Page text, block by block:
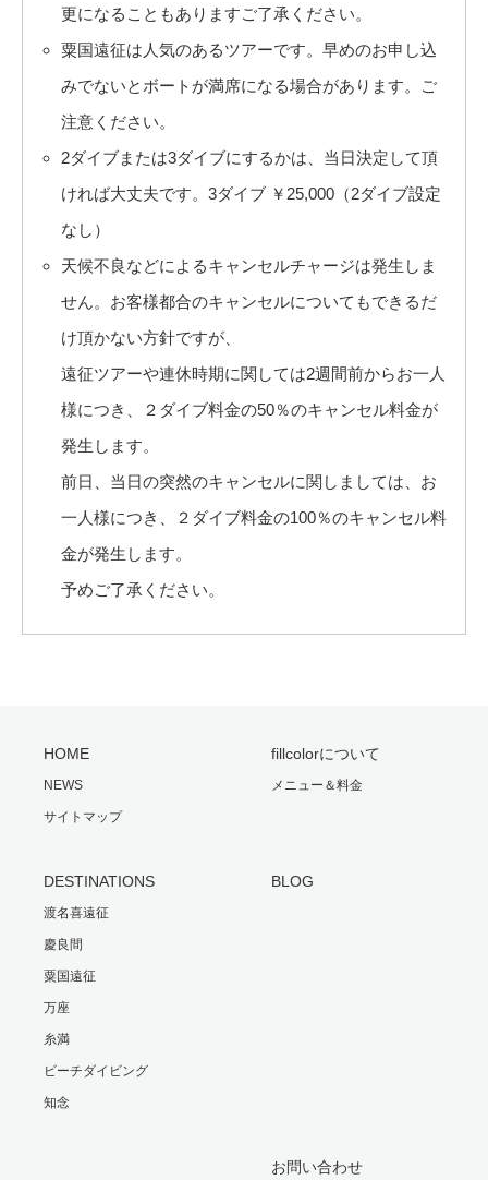
更になることもありますご了承ください。
粟国遠征は人気のあるツアーです。早めのお申し込
みでないとボートが満席になる場合があります。ご
注意ください。
2ダイブまたは3ダイブにするかは、当日決定して頂
ければ大丈夫です。3ダイブ ￥25,000（2ダイブ設定
なし）
天候不良などによるキャンセルチャージは発生しま
せん。お客様都合のキャンセルについてもできるだ
け頂かない方針ですが、
遠征ツアーや連休時期に関しては2週間前からお一人
様につき、２ダイブ料金の50％のキャンセル料金が
発生します。
前日、当日の突然のキャンセルに関しましては、お
一人様につき、２ダイブ料金の100％のキャンセル料
金が発生します。
予めご了承ください。
HOME
NEWS
サイトマップ
fillcolorについて
メニュー＆料金
DESTINATIONS
渡名喜遠征
慶良間
粟国遠征
万座
糸満
ビーチダイビング
知念
BLOG
お問い合わせ